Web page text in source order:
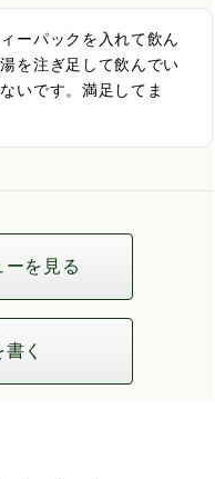
ーパックを入れて飲ん
を注ぎ足して飲んでい
いです。満足してま
ーを見る
く